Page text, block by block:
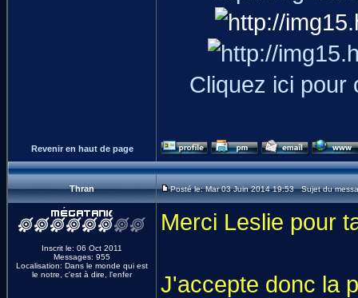
Cliquez ici pour
Revenir en haut de page
Thran Posté le: Mar 03 Juin 2014 19:53 Sujet du
Inscrit le: 06 Oct 2011
Messages: 955
Localisation: Dans le monde qui est
le notre, c'est à dire, l'enfer
Merci Leslie pour
J'accepte donc la